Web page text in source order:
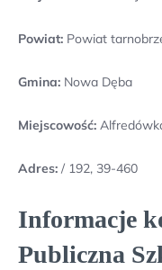
Powiat: Powiat
Gmina: Nowa Dęba
Miejscowość:
Adres: / 192, 39-460
Informacje
Publiczna